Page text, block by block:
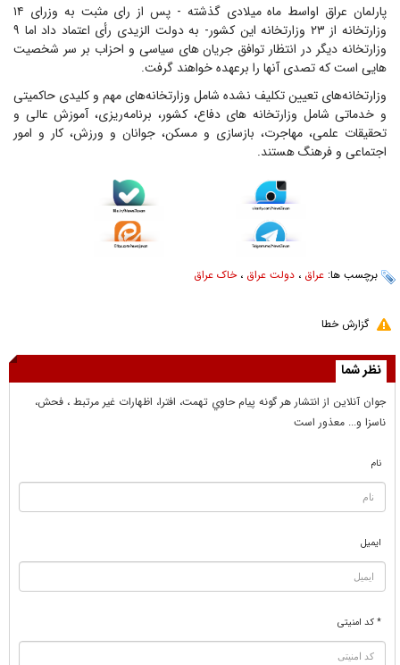
پارلمان عراق اواسط ماه میلادی گذشته - پس از رای مثبت به وزرای ۱۴
وزارتخانه از ۲۳ وزارتخانه این کشور- به دولت الزیدی رأی اعتماد داد اما ۹
وزارتخانه دیگر در انتظار توافق جریان های سیاسی و احزاب بر سر شخصیت
هایی است که تصدی آنها را برعهده خواهند گرفت.
وزارتخانه‌های تعیین تکلیف نشده شامل وزارتخانه‌های مهم و کلیدی حاکمیتی
و خدماتی شامل وزارتخانه های دفاع، کشور، برنامه‌ریزی، آموزش عالی و
تحقیقات علمی، مهاجرت، بازسازی و مسکن، جوانان و ورزش، کار و امور
اجتماعی و فرهنگ هستند.
برچسب ها: عراق ، دولت عراق ،خاک عراق
گزارش خطا
نظر شما
جوان آنلاين از انتشار هر گونه پيام حاوي تهمت، افترا، اظهارات غير مرتبط ، فحش،
ناسزا و... معذور است
نام
ایمیل
* کد امنیتی